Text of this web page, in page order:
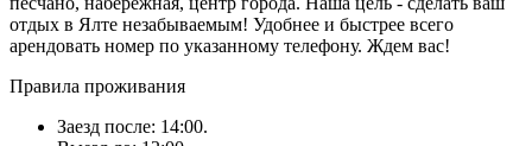
отдых в Ялте незабываемым! Удобнее и быстрее всего
арендовать номер по указанному телефону. Ждем вас!
Правила проживания
Заезд после: 14:00.